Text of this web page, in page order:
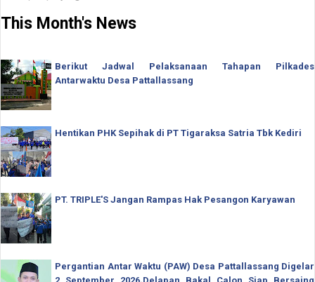
This Month's News
Berikut Jadwal Pelaksanaan Tahapan Pilkades
Antarwaktu Desa Pattallassang
Hentikan PHK Sepihak di PT Tigaraksa Satria Tbk Kediri
PT. TRIPLE'S Jangan Rampas Hak Pesangon Karyawan
Pergantian Antar Waktu (PAW) Desa Pattallassang Digelar